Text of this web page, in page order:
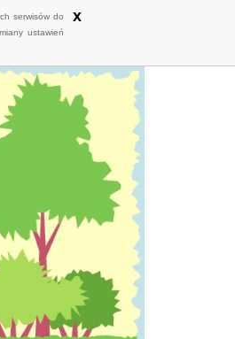
serwisów do
ustawień
x